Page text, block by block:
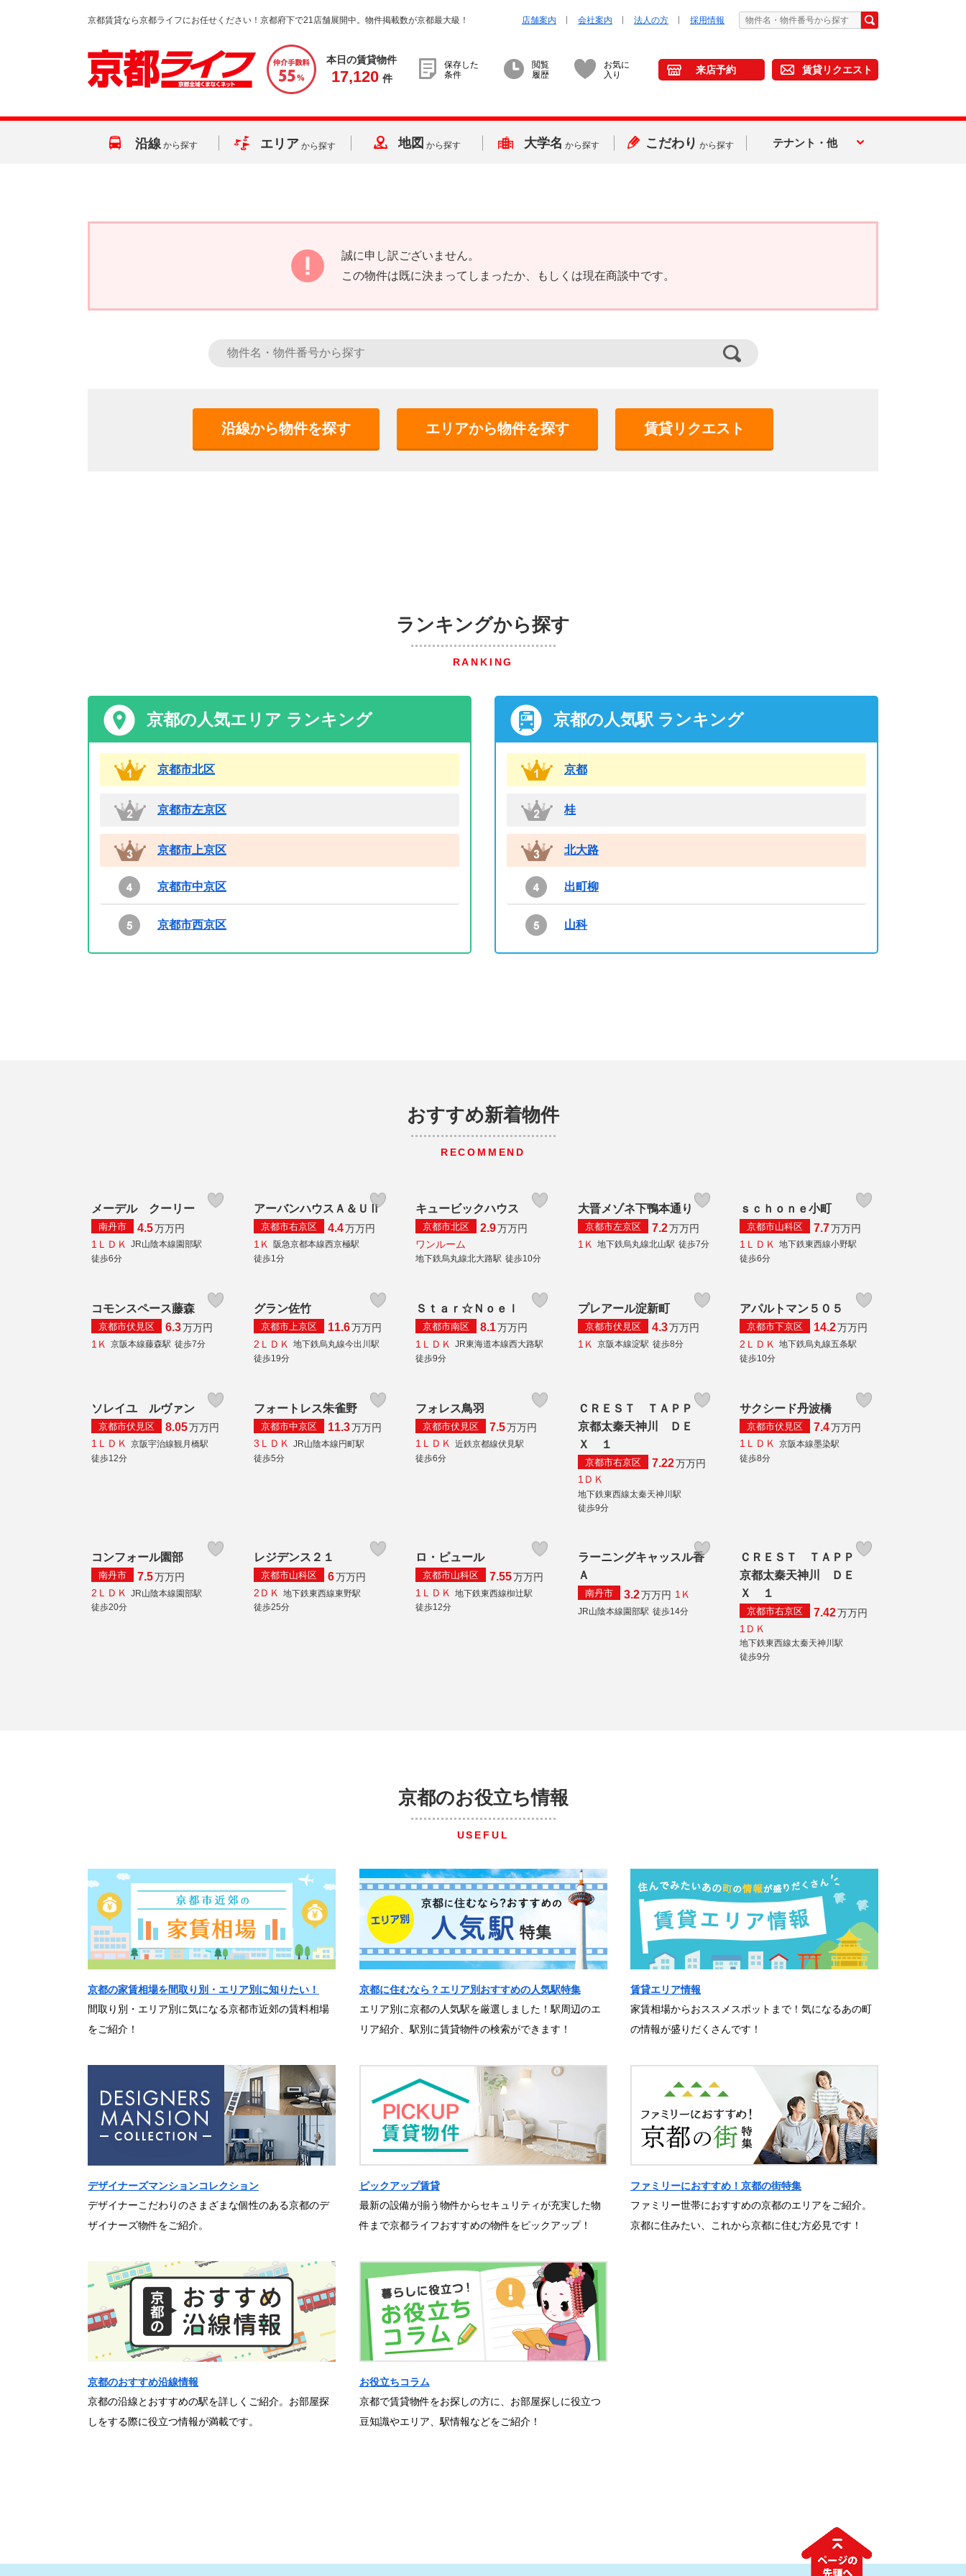
京都賃貸なら京都ライフにお任せください！京都府下で21店舗展開中。物件掲載数が京都最大級！ 店舗案内 会社案内 法人の方 採用情報
本日の賃貸物件
17,120 件
保存した
条件
閲覧
履歴
お気に
入り
来店予約 賃貸リクエスト
沿線 から探す エリア から探す 地図 から探す 大学名 から探す こだわり から探す テナント・他
誠に申し訳ございません。
この物件は既に決まってしまったか、もしくは現在商談中です。
沿線から物件を探す エリアから物件を探す 賃貸リクエスト
ランキングから探す
RANKING
京都の人気エリア ランキング
京都市北区
京都市左京区
京都市上京区
京都市中京区
京都市西京区
京都の人気駅 ランキング
京都
桂
北大路
出町柳
山科
おすすめ新着物件
RECOMMEND
メーデル クーリー
南丹市 4.5万万円
1ＬＤＫ
JR山陰本線園部駅
徒歩6分
アーバンハウスＡ＆ＵⅡ
京都市右京区 4.4万万円
1Ｋ
阪急京都本線西京極駅
徒歩1分
キュービックハウス
京都市北区 2.9万万円
ワンルーム
地下鉄烏丸線北大路駅 徒歩10分
大晋メゾネ下鴨本通り
京都市左京区 7.2万万円
1Ｋ
地下鉄烏丸線北山駅 徒歩7分
ｓｃｈｏｎｅ小町
京都市山科区 7.7万万円
1ＬＤＫ
地下鉄東西線小野駅
徒歩6分
コモンスペース藤森
京都市伏見区 6.3万万円
1Ｋ
京阪本線藤森駅 徒歩7分
グラン佐竹
京都市上京区 11.6万万円
2ＬＤＫ
地下鉄烏丸線今出川駅
徒歩19分
Ｓｔａｒ☆Ｎｏｅｌ
京都市南区 8.1万万円
1ＬＤＫ
JR東海道本線西大路駅
徒歩9分
プレアール淀新町
京都市伏見区 4.3万万円
1Ｋ
京阪本線淀駅 徒歩8分
アパルトマン５０５
京都市下京区 14.2万万円
2ＬＤＫ
地下鉄烏丸線五条駅
徒歩10分
ソレイユ ルヴァン
京都市伏見区 8.05万万円
1ＬＤＫ 京阪宇治線観月橋駅
徒歩12分
フォートレス朱雀野
京都市中京区 11.3万万円
3ＬＤＫ JR山陰本線円町駅
徒歩5分
フォレス鳥羽
京都市伏見区 7.5万万円
1ＬＤＫ 近鉄京都線伏見駅
徒歩6分
ＣＲＥＳＴ ＴＡＰＰ
京都太秦天神川 ＤＥ
Ｘ １
京都市右京区 7.22万万円
1ＤＫ
地下鉄東西線太秦天神川駅
徒歩9分
サクシード丹波橋
京都市伏見区 7.4万万円
1ＬＤＫ 京阪本線墨染駅
徒歩8分
コンフォール園部
南丹市 7.5万万円
2ＬＤＫ
JR山陰本線園部駅
徒歩20分
レジデンス２１
京都市山科区 6万万円
2ＤＫ
地下鉄東西線東野駅
徒歩25分
ロ・ピュール
京都市山科区 7.55万万円
1ＬＤＫ
地下鉄東西線椥辻駅
徒歩12分
ラーニングキャッスル香
Ａ
南丹市 3.2万万円 1Ｋ
JR山陰本線園部駅 徒歩14分
ＣＲＥＳＴ ＴＡＰＰ
京都太秦天神川 ＤＥ
Ｘ １
京都市右京区 7.42万万円
1ＤＫ
地下鉄東西線太秦天神川駅
徒歩9分
京都のお役立ち情報
USEFUL
京都の家賃相場を間取り別・エリア別に知りたい！
間取り別・エリア別に気になる京都市近郊の賃料相場
をご紹介！
京都に住むなら？エリア別おすすめの人気駅特集
エリア別に京都の人気駅を厳選しました！駅周辺のエ
リア紹介、駅別に賃貸物件の検索ができます！
賃貸エリア情報
家賃相場からおススメスポットまで！気になるあの町
の情報が盛りだくさんです！
デザイナーズマンションコレクション
デザイナーこだわりのさまざまな個性のある京都のデ
ザイナーズ物件をご紹介。
ピックアップ賃貸
最新の設備が揃う物件からセキュリティが充実した物
件まで京都ライフおすすめの物件をピックアップ！
ファミリーにおすすめ！京都の街特集
ファミリー世帯におすすめの京都のエリアをご紹介。
京都に住みたい、これから京都に住む方必見です！
京都のおすすめ沿線情報
京都の沿線とおすすめの駅を詳しくご紹介。お部屋探
しをする際に役立つ情報が満載です。
お役立ちコラム
京都で賃貸物件をお探しの方に、お部屋探しに役立つ
豆知識やエリア、駅情報などをご紹介！